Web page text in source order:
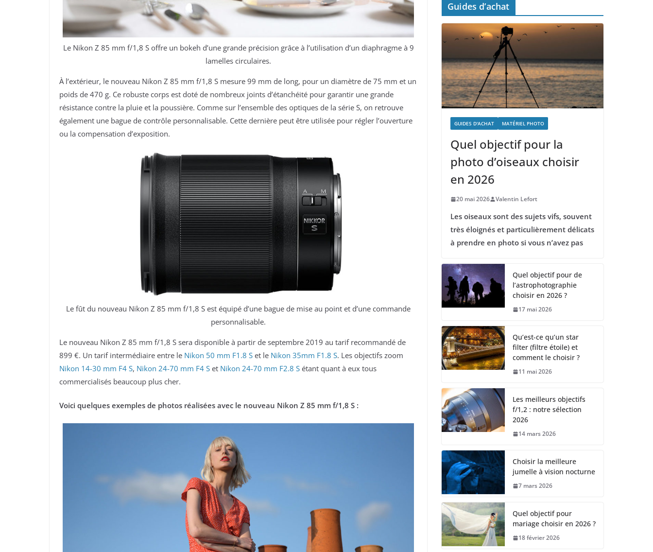
Le Nikon Z 85 mm f/1,8 S offre un bokeh d’une grande précision grâce à l’utilisation d’un diaphragme à 9
lamelles circulaires.
À l’extérieur, le nouveau Nikon Z 85 mm f/1,8 S mesure 99 mm de long, pour un diamètre de 75 mm et un
poids de 470 g. Ce robuste corps est doté de nombreux joints d’étanchéité pour garantir une grande
résistance contre la pluie et la poussière. Comme sur l’ensemble des optiques de la série S, on retrouve
également une bague de contrôle personnalisable. Cette dernière peut être utilisée pour régler l’ouverture
ou la compensation d’exposition.
Le fût du nouveau Nikon Z 85 mm f/1,8 S est équipé d’une bague de mise au point et d’une commande
personnalisable.
Le nouveau Nikon Z 85 mm f/1,8 S sera disponible à partir de septembre 2019 au tarif recommandé de
899 €. Un tarif intermédiaire entre le Nikon 50 mm F1.8 S et le Nikon 35mm F1.8 S. Les objectifs zoom
Nikon 14-30 mm F4 S, Nikon 24-70 mm F4 S et Nikon 24-70 mm F2.8 S étant quant à eux tous
commercialisés beaucoup plus cher.
Voici quelques exemples de photos réalisées avec le nouveau Nikon Z 85 mm f/1,8 S :
Guides d’achat
GUIDES D'ACHAT MATÉRIEL PHOTO
Quel objectif pour la
photo d’oiseaux choisir
en 2026
20 mai 2026 Valentin Lefort
Les oiseaux sont des sujets vifs, souvent
très éloignés et particulièrement délicats
à prendre en photo si vous n’avez pas
Quel objectif pour de
l’astrophotographie
choisir en 2026 ?
17 mai 2026
Qu’est-ce qu’un star
filter (filtre étoile) et
comment le choisir ?
11 mai 2026
Les meilleurs objectifs
f/1,2 : notre sélection
2026
14 mars 2026
Choisir la meilleure
jumelle à vision nocturne
7 mars 2026
Quel objectif pour
mariage choisir en 2026 ?
18 février 2026